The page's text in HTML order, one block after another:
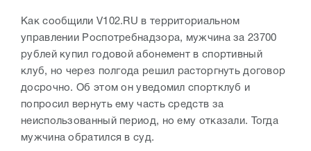
Как сообщили V102.RU в территориальном
управлении Роспотребнадзора, мужчина за 23700
рублей купил годовой абонемент в спортивный
клуб, но через полгода решил расторгнуть договор
досрочно. Об этом он уведомил спортклуб и
попросил вернуть ему часть средств за
неиспользованный период, но ему отказали. Тогда
мужчина обратился в суд.